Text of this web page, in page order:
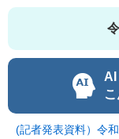
AI
(記者発表資料）令